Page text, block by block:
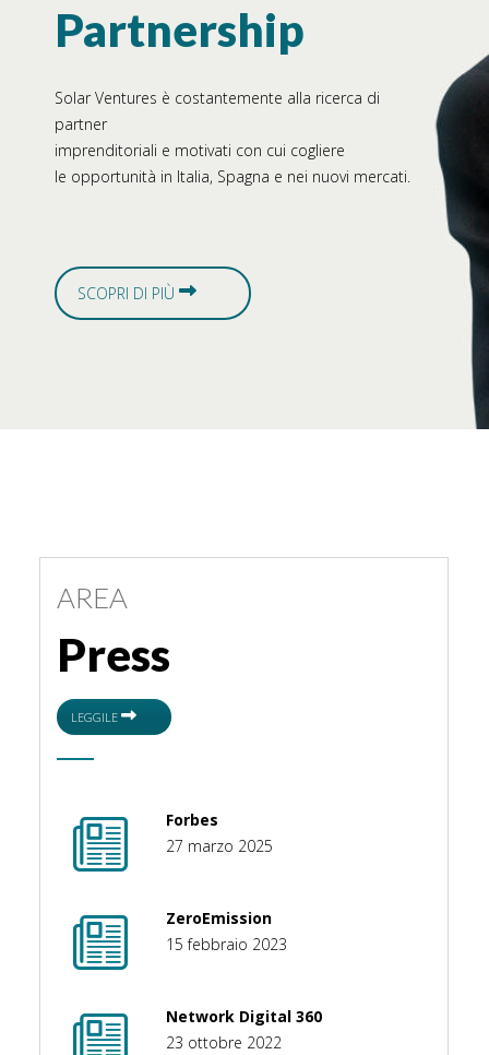
Partnership
Solar Ventures è costantemente alla ricerca di
partner
imprenditoriali e motivati con cui cogliere
le opportunità in Italia, Spagna e nei nuovi mercati.
SCOPRI DI PIÙ
AREA
Press
LEGGILE
Forbes
27 marzo 2025
ZeroEmission
15 febbraio 2023
Network Digital 360
23 ottobre 2022